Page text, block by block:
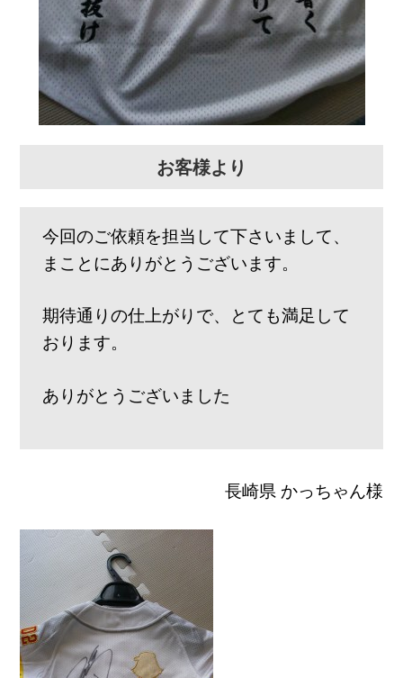
お客様より
今回のご依頼を担当して下さいまして、
まことにありがとうございます。
期待通りの仕上がりで、とても満足して
おります。
ありがとうございました
長崎県 かっちゃん様